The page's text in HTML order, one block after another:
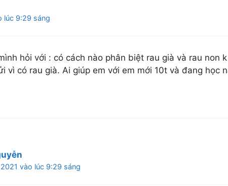
lúc 9:29 sáng
hỏi với : có cách nào phân biệt rau già và rau non
vì có rau già. Ai giúp em với em mới 10t và đang học
vào lúc 9:29 sáng